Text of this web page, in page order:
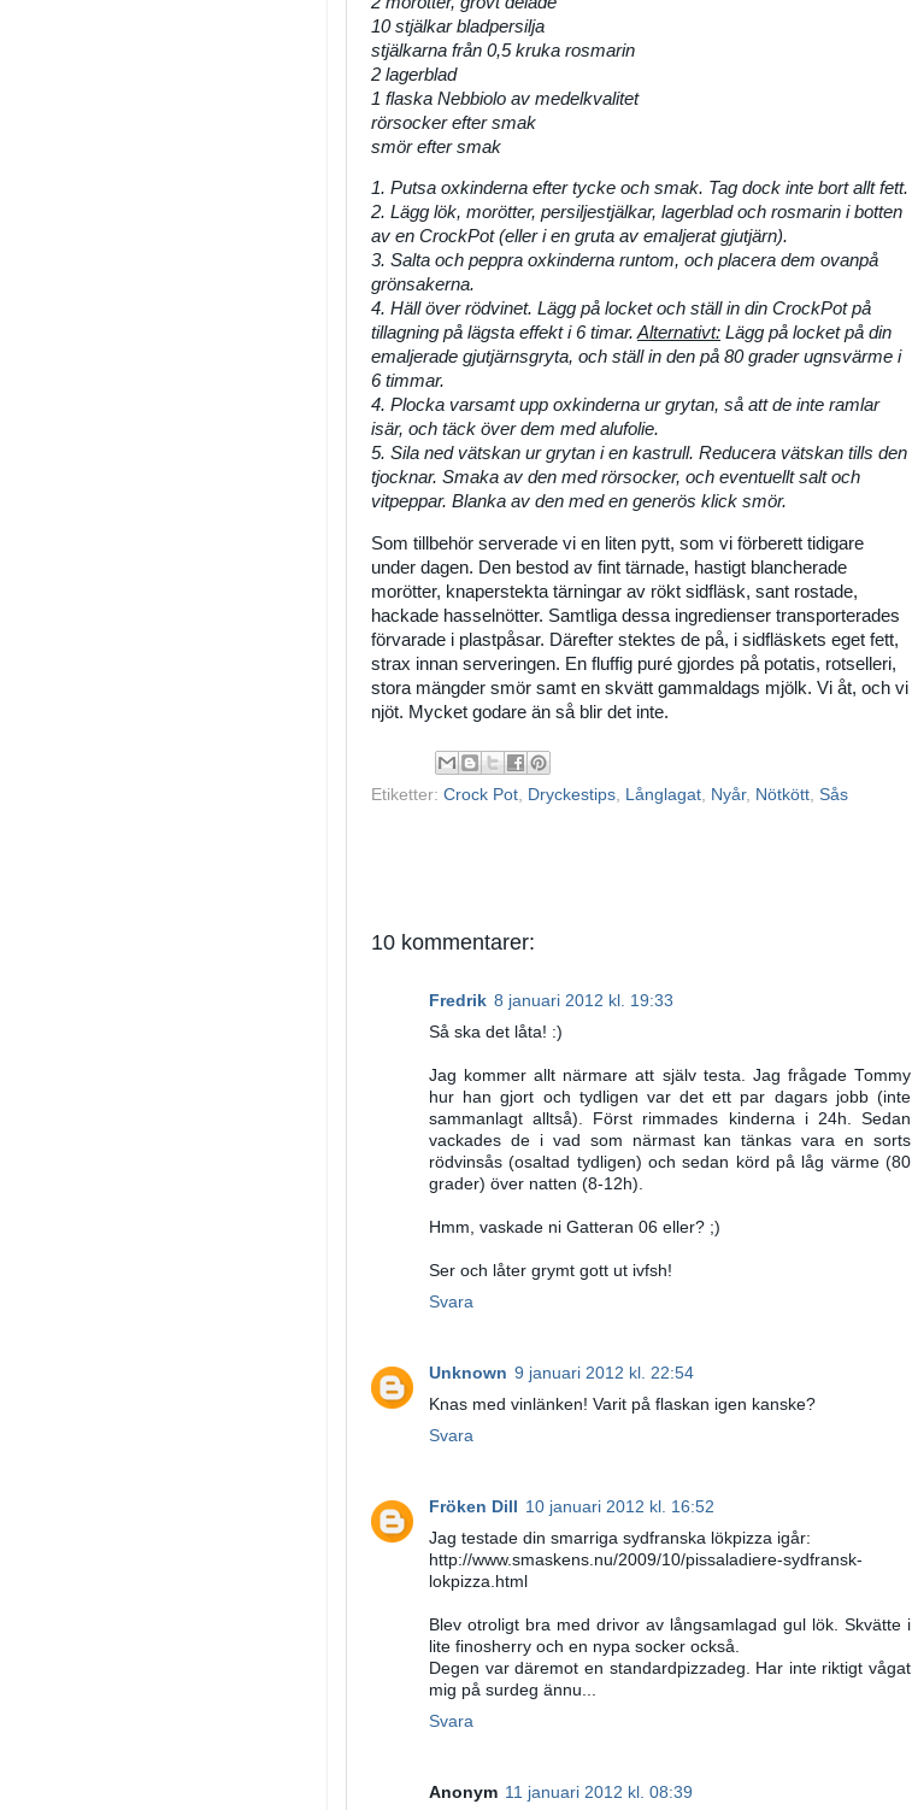
10 stjälkar bladpersilja
stjälkarna från 0,5 kruka rosmarin
2 lagerblad
1 flaska Nebbiolo av medelkvalitet
rörsocker efter smak
smör efter smak
1. Putsa oxkinderna efter tycke och smak. Tag dock inte bort allt fett.
2. Lägg lök, morötter, persiljestjälkar, lagerblad och rosmarin i botten
av en CrockPot (eller i en gruta av emaljerat gjutjärn).
3. Salta och peppra oxkinderna runtom, och placera dem ovanpå
grönsakerna.
4. Häll över rödvinet. Lägg på locket och ställ in din CrockPot på
tillagning på lägsta effekt i 6 timar.Alternativt: Lägg på locket på din
emaljerade gjutjärnsgryta, och ställ in den på 80 grader ugnsvärme i
6 timmar.
4. Plocka varsamt upp oxkinderna ur grytan, så att de inte ramlar
isär, och täck över dem med alufolie.
5. Sila ned vätskan ur grytan i en kastrull. Reducera vätskan tills den
tjocknar. Smaka av den med rörsocker, och eventuellt salt och
vitpeppar. Blanka av den med en generös klick smör.
Som tillbehör serverade vi en liten pytt, som vi förberett tidigare
under dagen. Den bestod av fint tärnade, hastigt blancherade
morötter, knaperstekta tärningar av rökt sidfläsk, sant rostade,
hackade hasselnötter. Samtliga dessa ingredienser transporterades
förvarade i plastpåsar. Därefter stektes de på, i sidfläskets eget fett,
strax innan serveringen. En fluffig puré gjordes på potatis, rotselleri,
stora mängder smör samt en skvätt gammaldags mjölk. Vi åt, och vi
njöt. Mycket godare än så blir det inte.
Etiketter: Crock Pot Dryckestips Långlagat Nyår, Nötkött Sås
10 kommentarer:
Fredrik 8 januari 2012 kl. 19:33
Så ska det låta! :)
Jag kommer allt närmare att själv testa. Jag frågade Tommy
hur han gjort och tydligen var det ett par dagars jobb (inte
sammanlagt alltså). Först rimmades kinderna i 24h. Sedan
vackades de i vad som närmast kan tänkas vara en sorts
rödvinsås (osaltad tydligen) och sedan körd på låg värme (80
grader) över natten (8-12h).
Hmm, vaskade ni Gatteran 06 eller? ;)
Ser och låter grymt gott ut ivfsh!
Svara
Unknown 9 januari 2012 kl. 22:54
Knas med vinlänken! Varit på flaskan igen kanske?
Svara
Fröken Dill
10 januari 2012 kl. 16:52
Jag testade din smarriga sydfranska lökpizza igår:
http://www.smaskens.nu/2009/10/pissaladiere-sydfransk-
lokpizza.html
Blev otroligt bra med drivor av långsamlagad gul lök. Skvätte i
lite finosherry och en nypa socker också.
Degen var däremot en standardpizzadeg. Har inte riktigt vågat
mig på surdeg ännu...
Svara
Anonym 11 januari 2012 kl. 08:39